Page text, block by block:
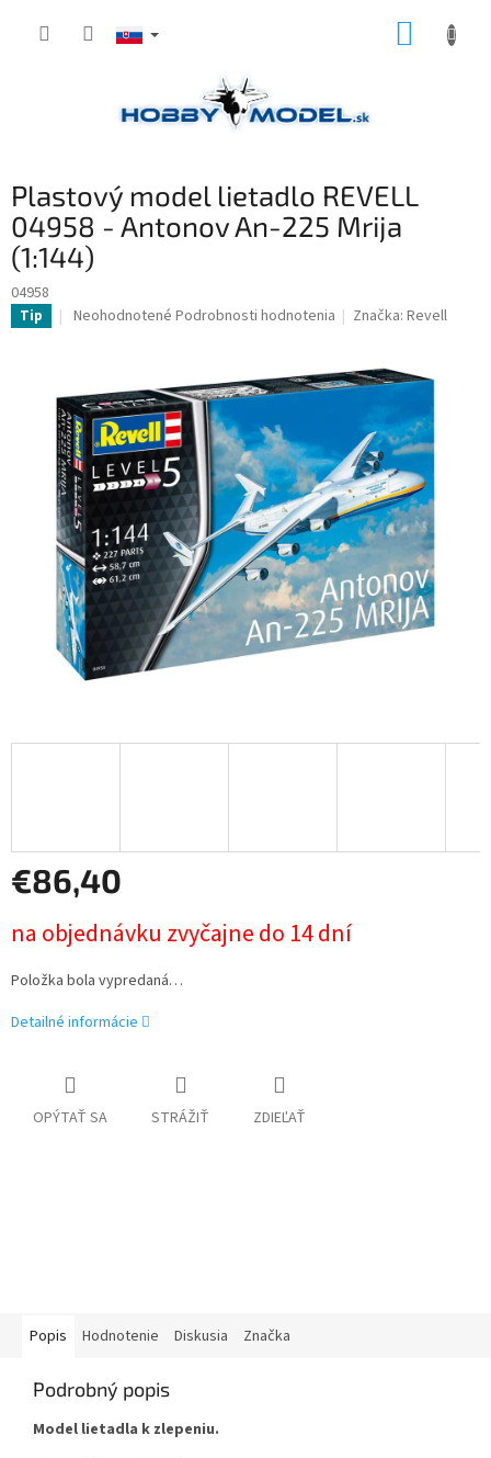
Plastový model lietadlo REVELL
04958 - Antonov An-225 Mrija
(1:144)
04958
Tip
Priemerné
0,0
z
5
hviezdičiek.
Neohodnotené Podrobnosti hodnotenia Značka:Revell
€86,40
cena:
na objednávku zvyčajne do 14 dní
Položka bola vypredaná…
Detailné informácie
OPÝTAŤ SA STRÁŽIŤ ZDIEĽAŤ
Popis Hodnotenie Diskusia Značka
Podrobný popis
Model lietadla k zlepeniu.